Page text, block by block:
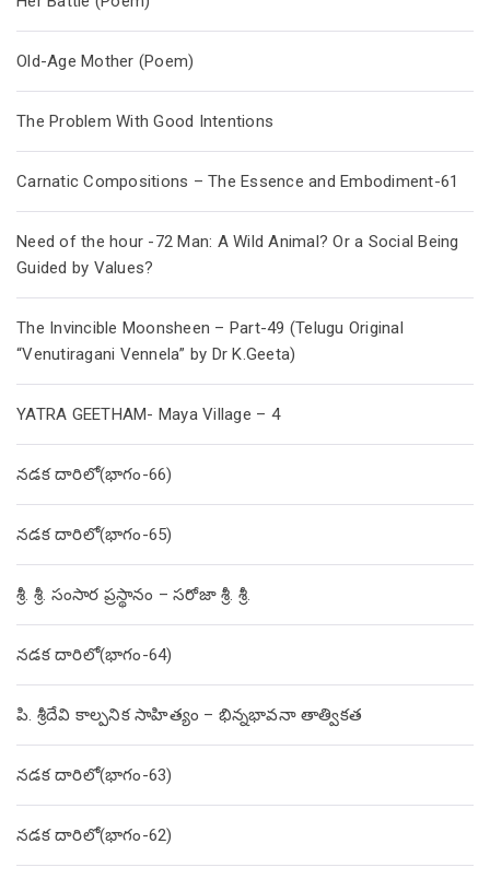
Old-Age Mother (Poem)
The Problem With Good Intentions
Carnatic Compositions – The Essence and Embodiment-61
Need of the hour -72 Man: A Wild Animal? Or a Social Being
Guided by Values?
The Invincible Moonsheen – Part-49 (Telugu Original
“Venutiragani Vennela” by Dr K.Geeta)
YATRA GEETHAM- Maya Village – 4
నడక దారిలో(భాగం-66)
నడక దారిలో(భాగం-65)
శ్రీ. శ్రీ. సంసార ప్రస్థానం – సరోజా శ్రీ. శ్రీ.
నడక దారిలో(భాగం-64)
పి. శ్రీదేవి కాల్పనిక సాహిత్యం – భిన్నభావనా తాత్వికత
నడక దారిలో(భాగం-63)
నడక దారిలో(భాగం-62)